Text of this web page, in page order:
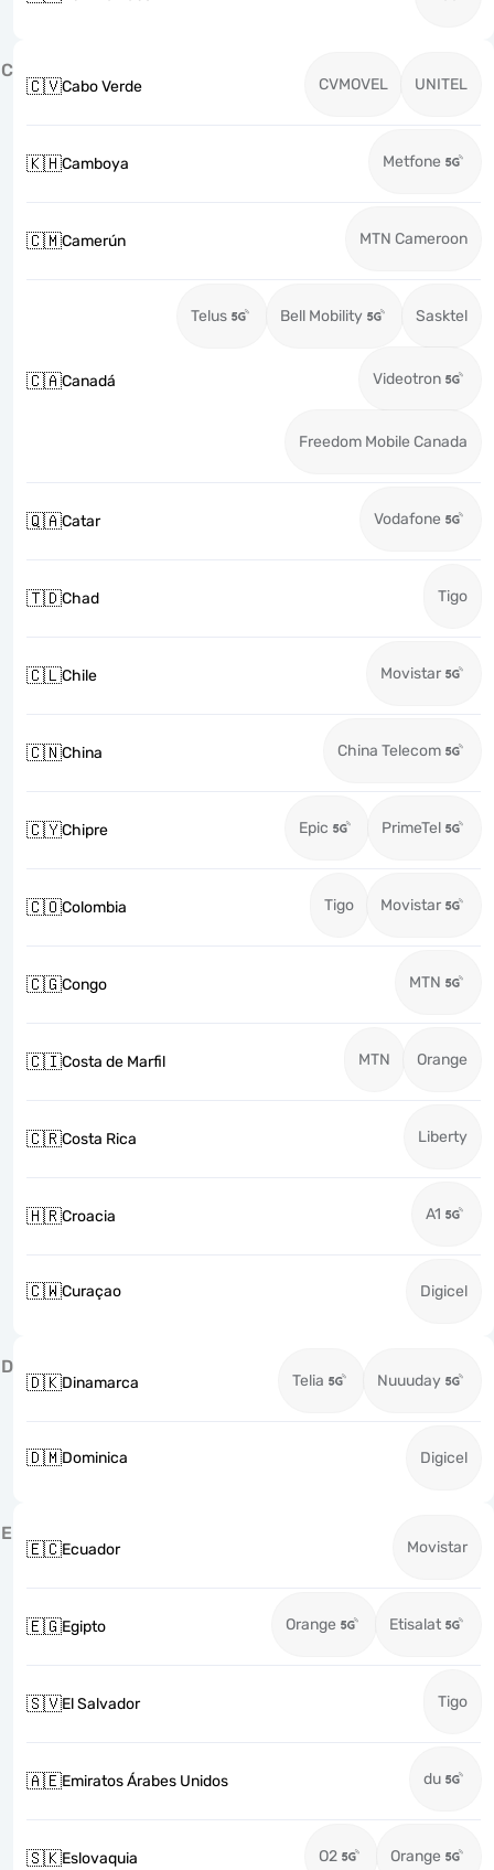
C
🇨🇻Cabo Verde CVMOVEL UNITEL
🇰🇭Camboya Metfone
🇨🇲Camerún MTN Cameroon
🇨🇦Canadá
Telus Bell Mobility Sasktel
Videotron
Freedom Mobile Canada
🇶🇦Catar Vodafone
🇹🇩Chad Tigo
🇨🇱Chile Movistar
🇨🇳China China Telecom
🇨🇾Chipre Epic PrimeTel
🇨🇴Colombia Tigo Movistar
🇨🇬Congo MTN
🇨🇮Costa de Marfil MTN Orange
🇨🇷Costa Rica Liberty
🇭🇷Croacia A1
🇨🇼Curaçao Digicel
D
🇩🇰Dinamarca Telia Nuuuday
🇩🇲Dominica Digicel
E
🇪🇨Ecuador Movistar
🇪🇬Egipto Orange Etisalat
🇸🇻El Salvador Tigo
🇦🇪Emiratos Árabes Unidos du
🇸🇰Eslovaquia O2 Orange